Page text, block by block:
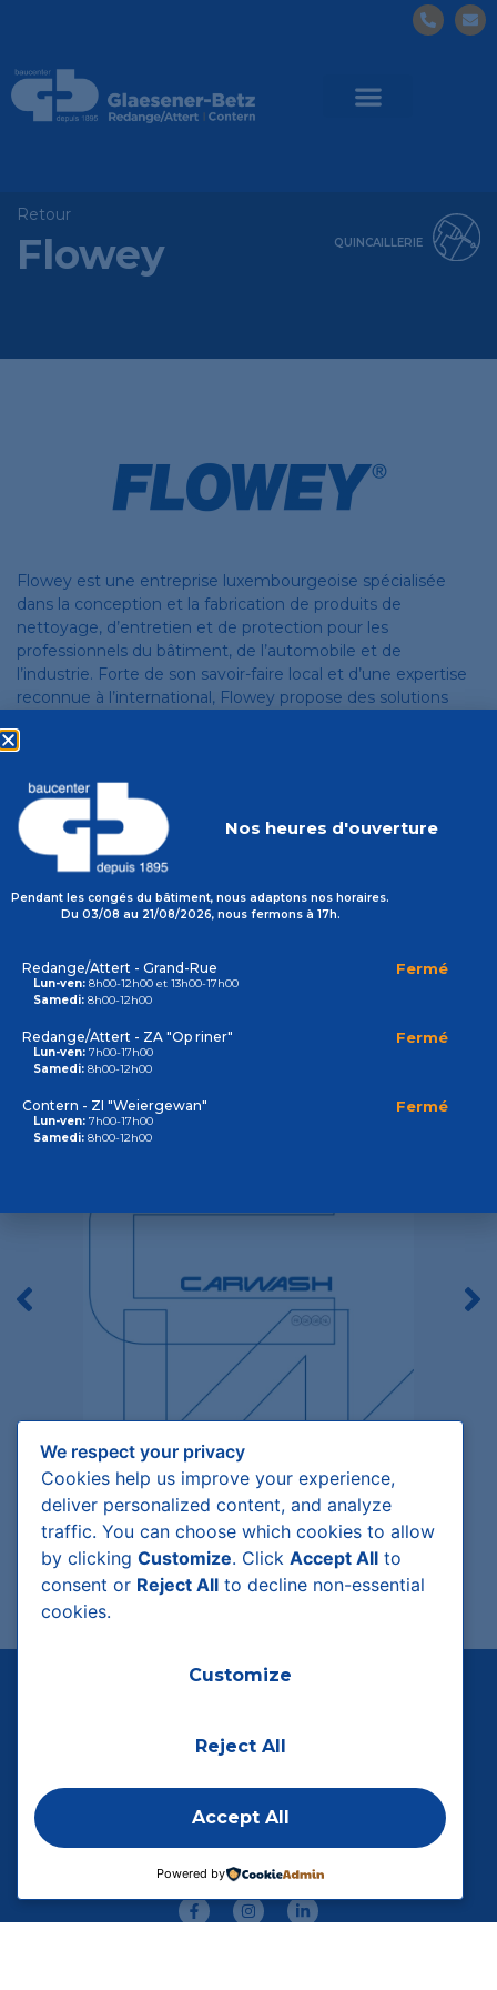
Retour
Flowey QUINCAILLERIE
Flowey est une entreprise luxembourgeoise spécialisée
dans la conception et la fabrication de produits de
nettoyage, d’entretien et de protection pour les
professionnels du bâtiment, de l’automobile et de
l’industrie. Forte de son savoir-faire local et d’une expertise
reconnue à l’international, Flowey propose des solutions
protection des surfaces et la maintenance des
qualité, l’efficacité et la durabilité de ses produits, afin
d’accompagner les acteurs du secteur dans leurs exigences
quotidiennes de performance et de propreté.
Les catalogues
Produits car-wash
+352 23 64 64 info@glaesener-betz.lu
We respect your privacy
Cookies help us improve your experience,
deliver personalized content, and analyze
traffic. You can choose which cookies to allow
by clicking Customize. Click Accept All to
consent or Reject All to decline non-essential
cookies.
Customize
Reject All
Accept All
Powered by
Nos heures d'ouverture
Pendant les congés du bâtiment, nous adaptons nos horaires.
Du 03/08 au 21/08/2026, nous fermons à 17h.
Redange/Attert - Grand-Rue
Lun-ven: 8h00-12h00 et 13h00-17h00
Samedi: 8h00-12h00
Fermé
Redange/Attert - ZA "Op riner"
Lun-ven: 7h00-17h00
Samedi: 8h00-12h00
Fermé
Contern - ZI "Weiergewan"
Lun-ven: 7h00-17h00
Samedi: 8h00-12h00
Fermé